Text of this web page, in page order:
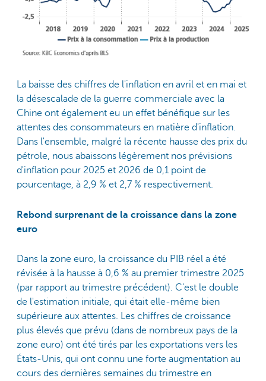
La baisse des chiffres de l'inflation en avril et en mai et
la désescalade de la guerre commerciale avec la
Chine ont également eu un effet bénéfique sur les
attentes des consommateurs en matière d'inflation.
Dans l'ensemble, malgré la récente hausse des prix du
pétrole, nous abaissons légèrement nos prévisions
d'inflation pour 2025 et 2026 de 0,1 point de
pourcentage, à 2,9 % et 2,7 % respectivement.
Rebond surprenant de la croissance dans la zone
euro
Dans la zone euro, la croissance du PIB réel a été
révisée à la hausse à 0,6 % au premier trimestre 2025
(par rapport au trimestre précédent). C'est le double
de l'estimation initiale, qui était elle-même bien
supérieure aux attentes. Les chiffres de croissance
plus élevés que prévu (dans de nombreux pays de la
zone euro) ont été tirés par les exportations vers les
États-Unis, qui ont connu une forte augmentation au
cours des dernières semaines du trimestre en